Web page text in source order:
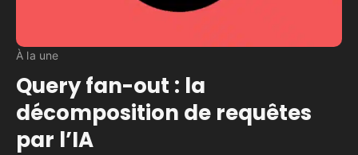
À la une
Query fan-out : la
décomposition de requêtes
par l’IA